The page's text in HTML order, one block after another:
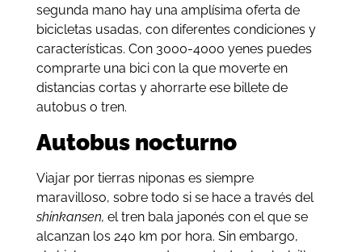
segunda mano hay una amplísima oferta de
bicicletas usadas, con diferentes condiciones y
características. Con 3000-4000 yenes puedes
comprarte una bici con la que moverte en
distancias cortas y ahorrarte ese billete de
autobus o tren.
Autobus nocturno
Viajar por tierras niponas es siempre
maravilloso, sobre todo si se hace a través del
shinkansen, el tren bala japonés con el que se
alcanzan los 240 km por hora. Sin embargo,